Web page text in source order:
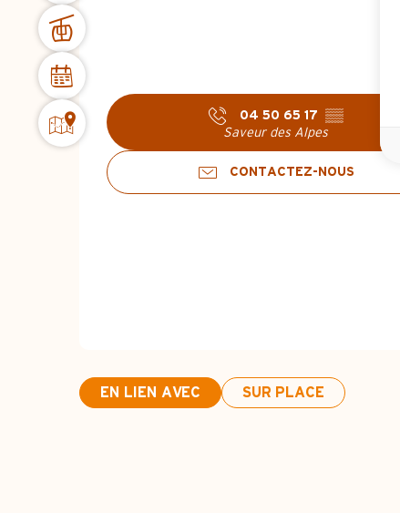
04 50 65 17 ▒▒
Saveur des Alpes
CONTACTEZ-NOUS
EN LIEN AVEC SUR PLACE